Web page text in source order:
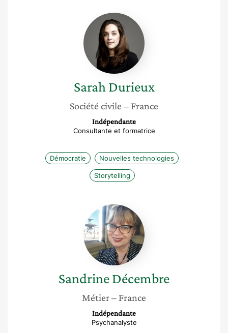
Sarah
Durieux
Sarah Durieux
Société civile – France
Indépendante
Consultante et formatrice
Démocratie Nouvelles technologies
Storytelling
Sandrine
Décembre
SandrineDécembre
Métier– France
Indépendante
Psychanalyste